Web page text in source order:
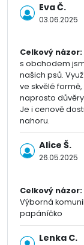
Eva Č.
03.06.2025
Celkový názor:
s obchodem
našich psů.
ve skvělé
naprosto
Je i cenově
nahoru.
Alice Š.
26.05.2025
Celkový názor:
Výborná
papáníčko
Lenka C.